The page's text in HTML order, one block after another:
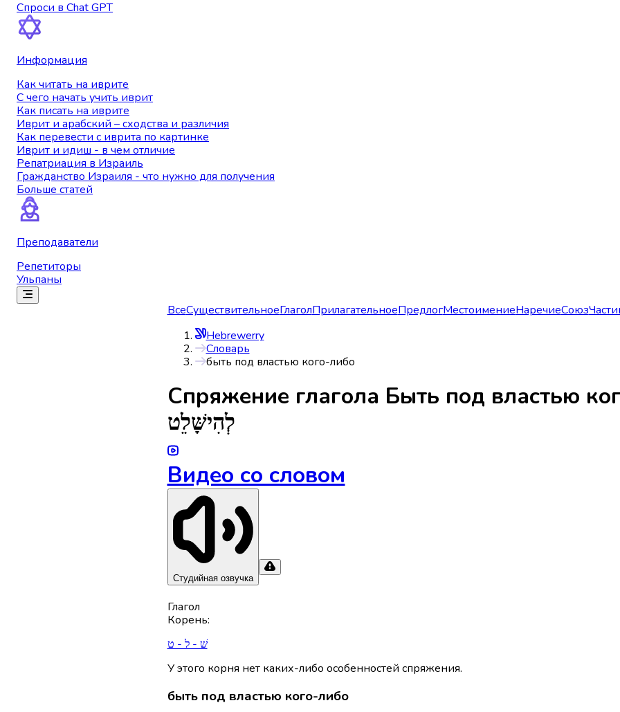
Спроси в Chat GPT
Информация
Как читать на иврите
С чего начать учить иврит
Как писать на иврите
Иврит и арабский – сходства и различия
Как перевести с иврита по картинке
Иврит и идиш - в чем отличие
Репатриация в Израиль
Гражданство Израиля - что нужно для получения
Больше статей
Преподаватели
Репетиторы
Ульпаны
ВсеСуществительноеГлаголПрилагательноеПредлогМестоимениеНаречиеСоюз
Hebrewerry
Словарь
быть под властью кого-либо
Спряжениe глагола Быть под властью
לְהִישָּׁלֵט
Видео со словом
Студийная озвучка
Глагол
Корень:
שׁ - ל - ט
У этого корня нет каких-либо особенностей спряжения.
быть под властью кого-либо